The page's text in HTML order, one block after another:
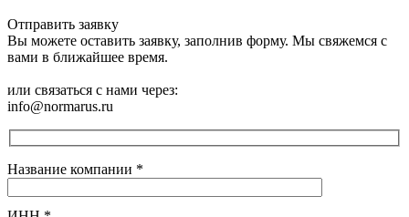
Отправить заявку
Вы можете оставить заявку, заполнив форму. Мы свяжемся с
вами в ближайшее время.
или связаться с нами через:
info@normarus.ru
Название компании *